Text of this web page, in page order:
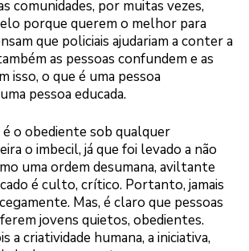
comunidades, por muitas vezes,
porque querem o melhor para
que policiais ajudariam a conter a
as pessoas confundem e as
isso, o que é uma pessoa
pessoa educada.
o obediente sob qualquer
o imbecil, já que foi levado a não
uma ordem desumana, aviltante
é culto, crítico. Portanto, jamais
Mas, é claro que pessoas
jovens quietos, obedientes.
a criatividade humana, a iniciativa,